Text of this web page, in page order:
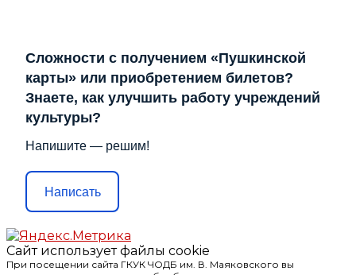
Сложности с получением «Пушкинской
карты» или приобретением билетов?
Знаете, как улучшить работу учреждений
культуры?
Напишите — решим!
Написать
Сайт использует файлы cookie
При посещении сайта ГКУК ЧОДБ им. В. Маяковского вы